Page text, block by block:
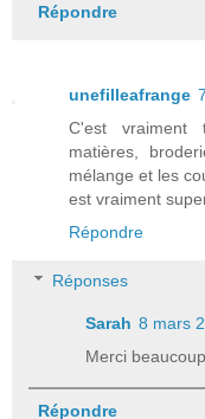
Répondre
unefilleafrange
C'est vraiment
matières,
mélange et les
est vraiment
Répondre
Réponses
Sarah 8 mars
Merci
Répondre